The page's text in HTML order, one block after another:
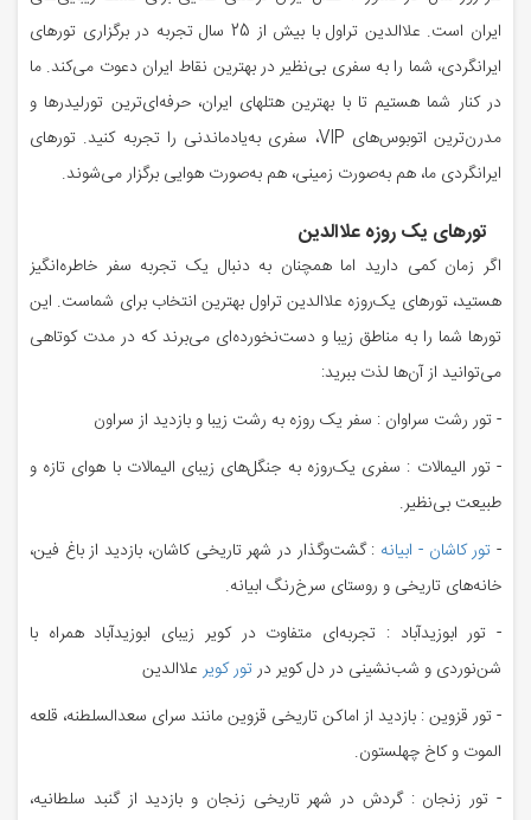
ایران است. علاالدین تراول با بیش از 25 سال تجربه در برگزاری تورهای
ایرانگردی، شما را به سفری بی‌نظیر در بهترین نقاط ایران دعوت می‌کند. ما
در کنار شما هستیم تا با بهترین هتلهای ایران، حرفه‌ای‌ترین تورلیدرها و
مدرن‌ترین اتوبوس‌های VIP، سفری به‌یادماندنی را تجربه کنید. تورهای
ایرانگردی ما، هم به‌صورت زمینی، هم به‌صورت هوایی برگزار می‌شوند.
تورهای یک روزه علاالدین
اگر زمان کمی دارید اما همچنان به دنبال یک تجربه سفر خاطره‌انگیز
هستید، تورهای یک‌روزه علاالدین تراول بهترین انتخاب برای شماست. این
تورها شما را به مناطق زیبا و دست‌نخورده‌ای می‌برند که در مدت کوتاهی
می‌توانید از آن‌ها لذت ببرید:
- تور رشت سراوان : سفر یک روزه به رشت زیبا و بازدید از سراون
- تور الیمالات : سفری یک‌روزه به جنگل‌های زیبای الیمالات با هوای تازه و
طبیعت بی‌نظیر.
- تور کاشان - ابیانه : گشت‌وگذار در شهر تاریخی کاشان، بازدید از باغ فین،
خانه‌های تاریخی و روستای سرخ‌رنگ ابیانه.
- تور ابوزیدآباد : تجربه‌ای متفاوت در کویر زیبای ابوزیدآباد همراه با
شن‌نوردی و شب‌نشینی در دل کویر درتور کویر علاالدین
- تور قزوین : بازدید از اماکن تاریخی قزوین مانند سرای سعدالسلطنه، قلعه
الموت و کاخ چهلستون.
- تور زنجان : گردش در شهر تاریخی زنجان و بازدید از گنبد سلطانیه،